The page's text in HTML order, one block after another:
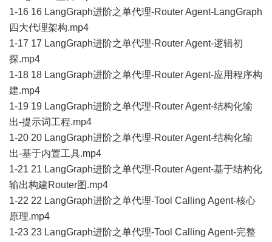
1-16 16 LangGraph进阶之单代理-Router Agent-LangGraph
四大代理架构.mp4
1-17 17 LangGraph进阶之单代理-Router Agent-逻辑初
探.mp4
1-18 18 LangGraph进阶之单代理-Router Agent-应用程序构
建.mp4
1-19 19 LangGraph进阶之单代理-Router Agent-结构化输
出-提示词工程.mp4
1-20 20 LangGraph进阶之单代理-Router Agent-结构化输
出-基于内置工具.mp4
1-21 21 LangGraph进阶之单代理-Router Agent-基于结构化
输出构建Router图.mp4
1-22 22 LangGraph进阶之单代理-Tool Calling Agent-核心
原理.mp4
1-23 23 LangGraph进阶之单代理-Tool Calling Agent-完整